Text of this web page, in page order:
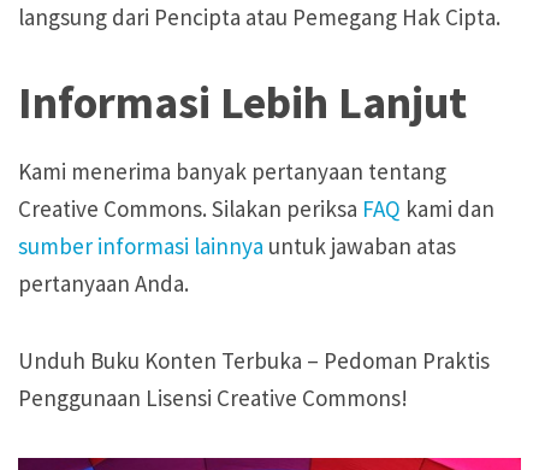
langsung dari Pencipta atau Pemegang Hak Cipta.
Informasi Lebih Lanjut
Kami menerima banyak pertanyaan tentang
Creative Commons. Silakan periksa FAQ kami dan
sumber informasi lainnya untuk jawaban atas
pertanyaan Anda.
Unduh Buku Konten Terbuka – Pedoman Praktis
Penggunaan Lisensi Creative Commons!